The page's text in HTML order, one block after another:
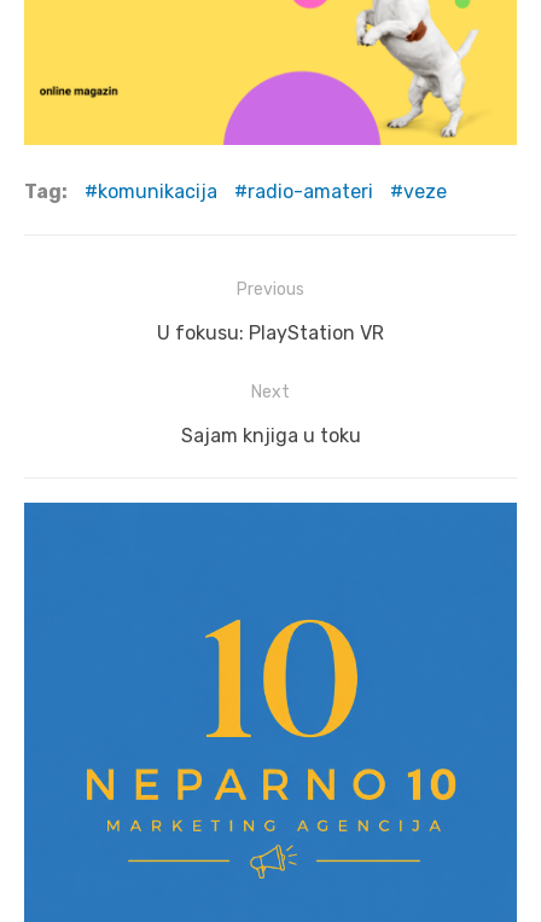
Tag: komunikacija radio-amateri veze
navigation
Previous
Previous
U fokusu: PlayStation VR
Next
Next
Sajam knjiga u toku